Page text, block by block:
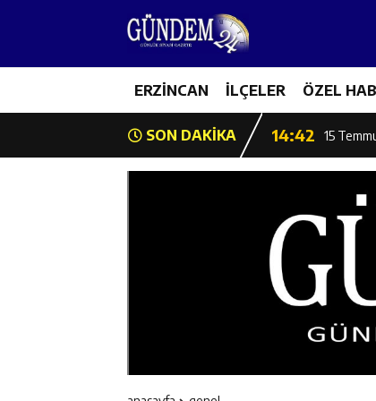
ERZİNCAN İLÇELER ÖZEL
SON DAKİKA
14:43 ETSO
14:42 15
11:52 Burhan
11:52 Erzincan